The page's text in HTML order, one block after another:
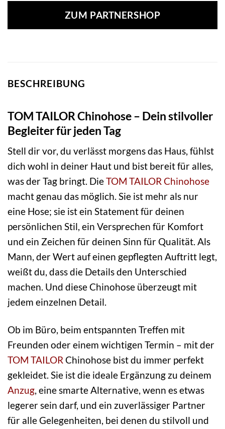
war:
69,99 €
ist:
104,00 €.
ZUM PARTNERSHOP
BESCHREIBUNG
TOM TAILOR Chinohose – Dein stilvoller
Begleiter für jeden Tag
Stell dir vor, du verlässt morgens das Haus, fühlst
dich wohl in deiner Haut und bist bereit für alles,
was der Tag bringt. DieTOM TAILOR Chinohose
macht genau das möglich. Sie ist mehr als nur
eine Hose; sie ist ein Statement für deinen
persönlichen Stil, ein Versprechen für Komfort
und ein Zeichen für deinen Sinn für Qualität. Als
Mann, der Wert auf einen gepflegten Auftritt legt,
weißt du, dass die Details den Unterschied
machen. Und diese Chinohose überzeugt mit
jedem einzelnen Detail.
Ob im Büro, beim entspannten Treffen mit
Freunden oder einem wichtigen Termin – mit der
TOM TAILOR Chinohose bist du immer perfekt
gekleidet. Sie ist die ideale Ergänzung zu deinem
Anzug, eine smarte Alternative, wenn es etwas
legerer sein darf, und ein zuverlässiger Partner
für alle Gelegenheiten, bei denen du stilvoll und